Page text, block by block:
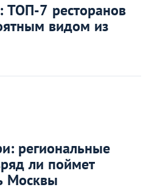
ТОП-7 ресторанов
видом из
региональные
ли поймет
Москвы